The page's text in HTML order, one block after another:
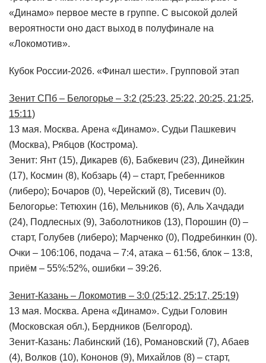
«Динамо» первое месте в группе. С высокой долей
вероятности оно даст выход в полуфинале на
«Локомотив».
Кубок России-2026. «Финал шести». Групповой этап
Зенит СПб – Белогорье – 3:2 (25:23, 25:22, 20:25, 21:25,
15:11)
13 мая. Москва. Арена «Динамо». Судьи Пашкевич
(Москва), Рябцов (Кострома).
Зенит: Янт (15), Дикарев (6), Бабкевич (23), Динейкин
(17), Космин (8), Кобзарь (4) – старт, Гребенников
(либеро); Бочаров (0), Черейский (8), Тисевич (0).
Белогорье: Тетюхин (16), Мельников (6), Аль Хачдади
(24), Подлесных (9), Заболотников (13), Порошин (0) –
старт, Голубев (либеро); Марченко (0), Подребинкин (0).
Очки – 106:106, подача – 7:4, атака – 61:56, блок – 13:8,
приём – 55%:52%, ошибки – 39:26.
Зенит-Казань – Локомотив – 3:0 (25:12, 25:17, 25:19)
13 мая. Москва. Арена «Динамо». Судьи Головин
(Московская обл.), Бердников (Белгород).
Зенит-Казань: Лабинский (16), Романовский (7), Абаев
(4), Волков (10), Кононов (9), Михайлов (8) – старт,